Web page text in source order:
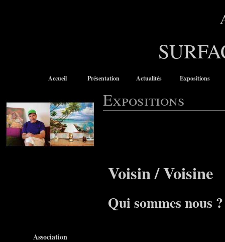
Accueil Présentation Actualités Expositions
Association
Expositions
Voisin / Voisine
Qui sommes nous ?